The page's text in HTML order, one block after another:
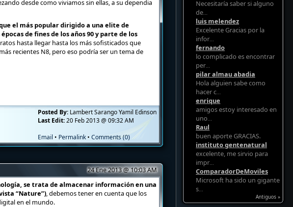
desde como viviamos sin ellas, a su dependia
el más popular dirigido a una elite de
de fines de los años 90 y parte de los
hasta llegar hasta los más sofisticados que
recientes N8, pero eso podría ser un tema de
Posted By: Lambert Sarango Yamil Edinson
Last Edit:20 Feb 2013 @ 09:32 AM
Email • Permalink •Comments (0)
24 Ene 2013 @ 10:03 AM
se trata de almacenar información en una
“Nature”), debemos tener en cuenta que los
en el mundo.
Necesitaría saber si alguno
de...
luis melendez
Excelente Gracias por la
infor...
fernando
lo complicado es encontrar
per...
pilar almau abadia
Hola alguien sabe como
hacer c...
enrique
amigos estoy interesado en
uno...
Raul
buen aporte GRACIAS.
instituto gentenatural
excelente, me sirvio para
impr...
ComparadorDeMoviles
Microsoft ha sido un gigante
s...
Antiguos »